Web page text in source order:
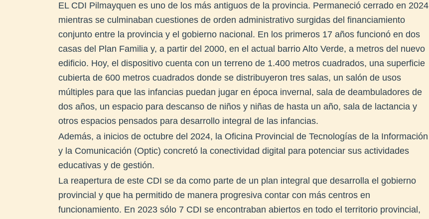
EL CDI Pilmayquen es uno de los más antiguos de la provincia. Permaneció cerrado en 2024
mientras se culminaban cuestiones de orden administrativo surgidas del financiamiento
conjunto entre la provincia y el gobierno nacional. En los primeros 17 años funcionó en dos
casas del Plan Familia y, a partir del 2000, en el actual barrio Alto Verde, a metros del nuevo
edificio. Hoy, el dispositivo cuenta con un terreno de 1.400 metros cuadrados, una superficie
cubierta de 600 metros cuadrados donde se distribuyeron tres salas, un salón de usos
múltiples para que las infancias puedan jugar en época invernal, sala de deambuladores de
dos años, un espacio para descanso de niños y niñas de hasta un año, sala de lactancia y
otros espacios pensados para desarrollo integral de las infancias.
Además, a inicios de octubre del 2024, la Oficina Provincial de Tecnologías de la Información
y la Comunicación (Optic) concretó la conectividad digital para potenciar sus actividades
educativas y de gestión.
La reapertura de este CDI se da como parte de un plan integral que desarrolla el gobierno
provincial y que ha permitido de manera progresiva contar con más centros en
funcionamiento. En 2023 sólo 7 CDI se encontraban abiertos en todo el territorio provincial,